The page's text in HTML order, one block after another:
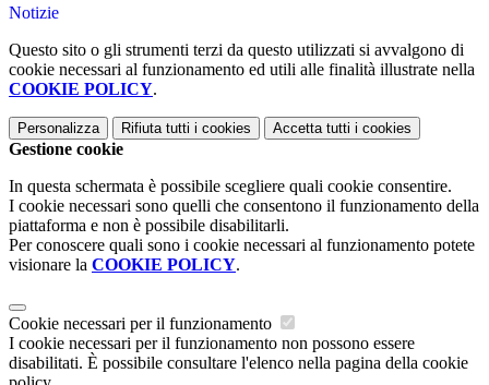
Notizie
Questo sito o gli strumenti terzi da questo utilizzati si avvalgono di
cookie necessari al funzionamento ed utili alle finalità illustrate nella
COOKIE POLICY.
Personalizza Rifiuta tutti i cookies Accetta tutti i cookies
Gestione cookie
In questa schermata è possibile scegliere quali cookie consentire.
I cookie necessari sono quelli che consentono il funzionamento della
piattaforma e non è possibile disabilitarli.
Per conoscere quali sono i cookie necessari al funzionamento potete
visionare la COOKIE POLICY.
Cookie necessari per il funzionamento
I cookie necessari per il funzionamento non possono essere
disabilitati. È possibile consultare l'elenco nella pagina della cookie